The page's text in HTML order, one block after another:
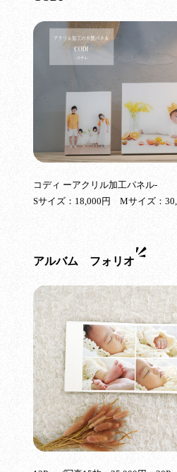
コディ ーアクリル加工パネル-
Sサイズ：18,000円 Mサイズ：
アルバム フォリオ